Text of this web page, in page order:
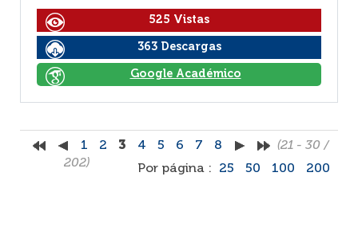
525 Vistas
363 Descargas
Google Académico
1 2 3 4 5 6 7 8
(21 - 30 /
202)
Por página : 25 50 100 200